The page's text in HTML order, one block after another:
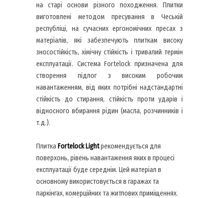
на старі основи різного походження. Плитки
виготовлені методом пресування в Чеській
республіці, на сучасних ергономічних пресах з
матеріалів, які забезпечують плиткам високу
зносостійкість, хімічну стійкість і тривалий термін
експлуатації. Система Fortelock призначена для
створення підлог з високим робочим
навантаженням, від яких потрібні надстандартні
стійкість до стирання, стійкість проти ударів і
відносного вбирання рідин (масла, розчинників і
т.д.).
ПлиткаFortelockLightрекомендується для
поверхонь, рівень навантаження яких в процесі
експлуатації буде середнім. Цей матеріал в
основному використовується в гаражах та
паркінгах, комерційних та житлових приміщеннях.